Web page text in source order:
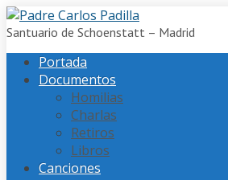
Santuario de Schoenstatt – Madrid
Portada
Documentos
Homilias
Charlas
Retiros
Libros
Canciones